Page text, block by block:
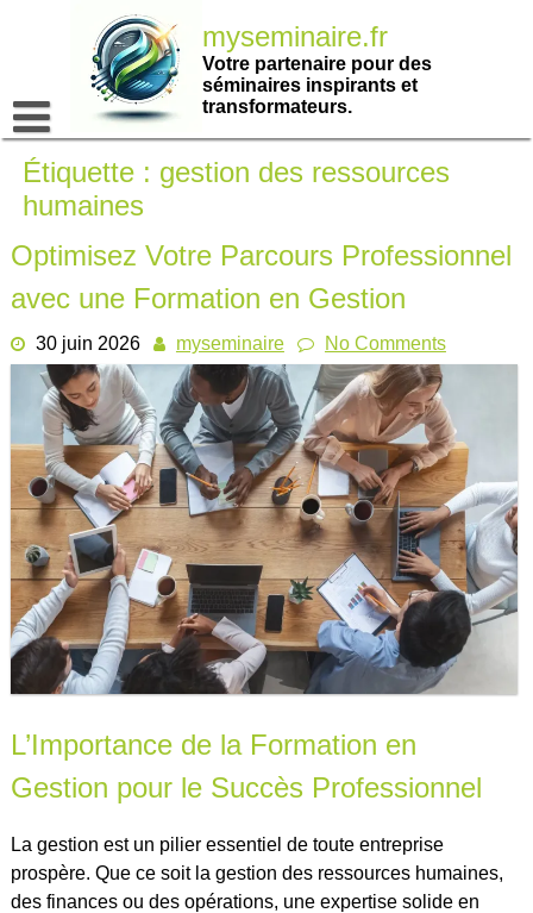
myseminaire.fr
Votre partenaire pour des
séminaires inspirants et
transformateurs.
Étiquette : gestion des ressources
humaines
Optimisez Votre Parcours Professionnel
avec une Formation en Gestion
30 juin 2026 myseminaire No Comments
L’Importance de la Formation en
Gestion pour le Succès Professionnel
La gestion est un pilier essentiel de toute entreprise
prospère. Que ce soit la gestion des ressources humaines,
des finances ou des opérations, une expertise solide en